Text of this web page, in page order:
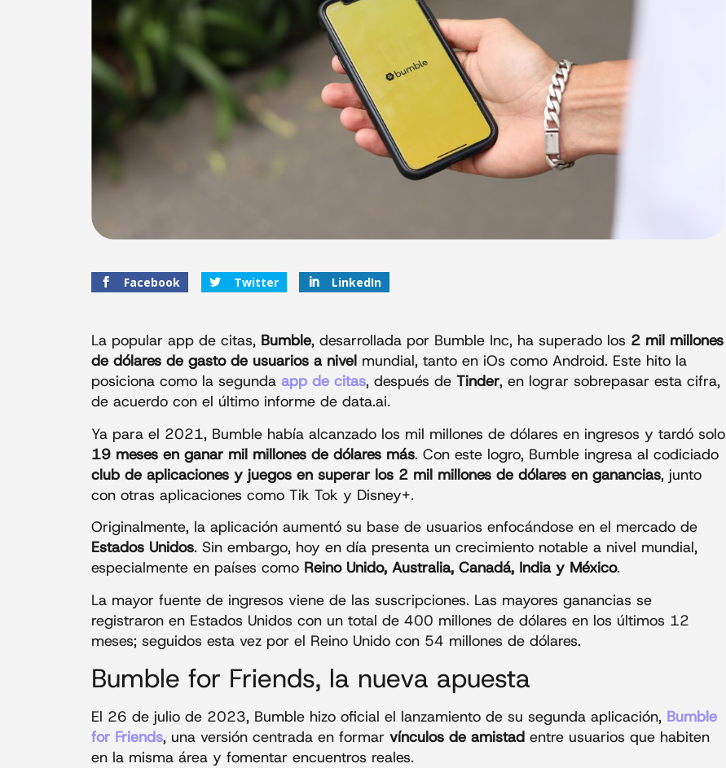
Facebook Twitter LinkedIn
La popular app de citas, Bumble, desarrollada por Bumble Inc, ha superado los 2 mil millones
de dólares de gasto de usuarios a nivel mundial, tanto en iOs como Android. Este hito la
posiciona como la segunda app de citas, después de Tinder, en lograr sobrepasar esta cifra,
de acuerdo con el último informe de data.ai.
Ya para el 2021, Bumble había alcanzado los mil millones de dólares en ingresos y tardó solo
19 meses en ganar mil millones de dólares más. Con este logro, Bumble ingresa al codiciado
club de aplicaciones y juegos en superar los 2 mil millones de dólares en ganancias, junto
con otras aplicaciones como Tik Tok y Disney+.
Originalmente, la aplicación aumentó su base de usuarios enfocándose en el mercado de
Estados Unidos. Sin embargo, hoy en día presenta un crecimiento notable a nivel mundial,
especialmente en países como Reino Unido, Australia, Canadá, India y México.
La mayor fuente de ingresos viene de las suscripciones. Las mayores ganancias se
registraron en Estados Unidos con un total de 400 millones de dólares en los últimos 12
meses; seguidos esta vez por el Reino Unido con 54 millones de dólares.
Bumble for Friends, la nueva apuesta
El 26 de julio de 2023, Bumble hizo oficial el lanzamiento de su segunda aplicación, Bumble
for Friends, una versión centrada en formar vínculos de amistad entre usuarios que habiten
en la misma área y fomentar encuentros reales.